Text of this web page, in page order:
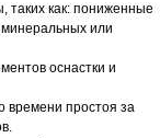
таких как: пониженные
или
оснастки и
времени простоя за